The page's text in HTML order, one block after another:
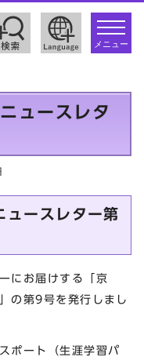
toggle
メニュー
ュースレタ
ュースレター第
にお届けする「京
の第9号を発行しまし
ポート（生涯学習パ